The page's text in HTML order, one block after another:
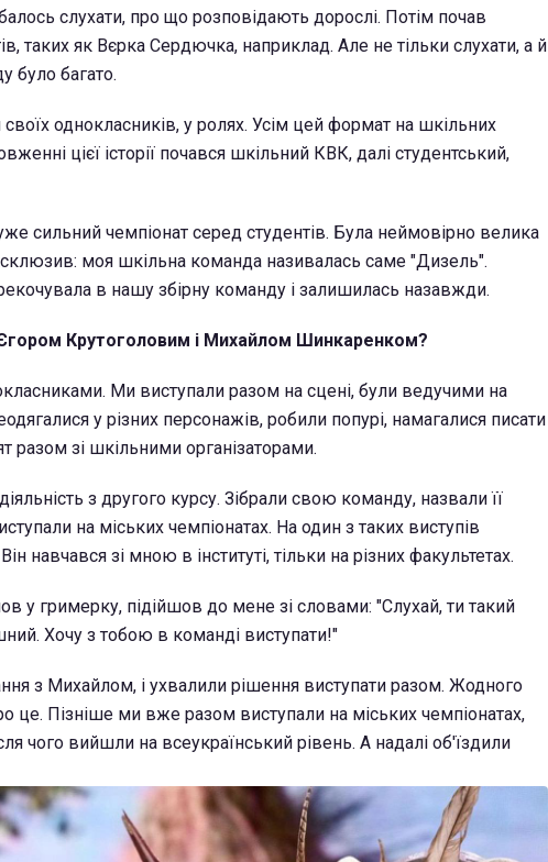
слухати, про що розповідають дорослі. Потім почав
таких як Вєрка Сердючка, наприклад. Але не тільки слухати, а й
було багато.
однокласників, у ролях. Усім цей формат на шкільних
цієї історії почався шкільний КВК, далі студентський,
сильний чемпіонат серед студентів. Була неймовірно велика
моя шкільна команда називалась саме "Дизель".
в нашу збірну команду і залишилась назавжди.
Крутоголовим і Михайлом Шинкаренком?
Ми виступали разом на сцені, були ведучими на
у різних персонажів, робили попурі, намагалися писати
разом зі шкільними організаторами.
з другого курсу. Зібрали свою команду, назвали її
на міських чемпіонатах. На один з таких виступів
навчався зі мною в інституті, тільки на різних факультетах.
у гримерку, підійшов до мене зі словами: "Слухай, ти такий
Хочу з тобою в команді виступати!"
з Михайлом, і ухвалили рішення виступати разом. Жодного
це. Пізніше ми вже разом виступали на міських чемпіонатах,
чого вийшли на всеукраїнський рівень. А надалі об'їздили